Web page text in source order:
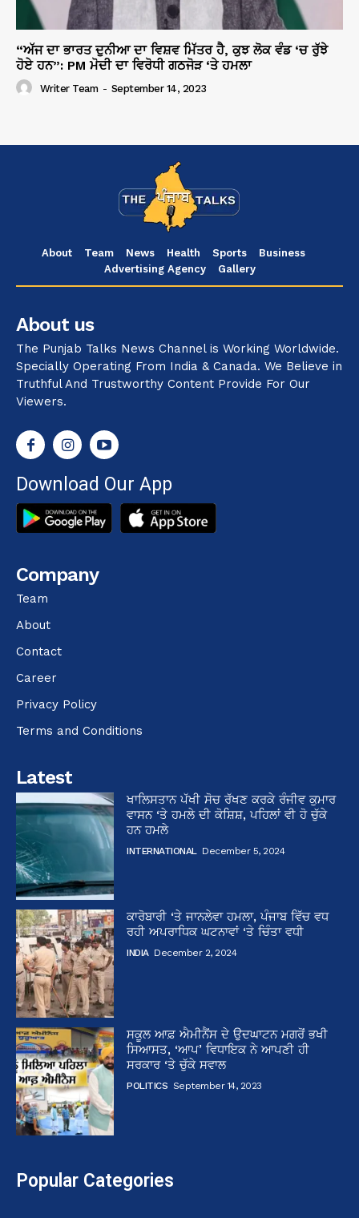
“ਅੱਜ ਦਾ ਭਾਰਤ ਦੁਨੀਆ ਦਾ ਵਿਸ਼ਵ ਮਿੱਤਰ ਹੈ, ਕੁਝ ਲੋਕ ਵੰਡ ‘ਚ ਰੁੱਝੇ
ਹੋਏ ਹਨ”: PM ਮੋਦੀ ਦਾ ਵਿਰੋਧੀ ਗਠਜੋੜ ‘ਤੇ ਹਮਲਾ
Writer Team - September 14, 2023
About Team News Health Sports
Business
Advertising Agency
Gallery
About us
The Punjab Talks News Channel is Working Worldwide.
Specially Operating From India & Canada. We Believe in
Truthful And Trustworthy Content Provide For Our
Viewers.
Download Our App
Company
Team
About
Contact
Career
Privacy Policy
Terms and Conditions
Latest
ਖਾਲਿਸਤਾਨ ਪੱਖੀ ਸੋਚ ਰੱਖਣ ਕਰਕੇ ਰੰਜੀਵ ਕੁਮਾਰ
ਵਾਸਨ ‘ਤੇ ਹਮਲੇ ਦੀ ਕੋਸ਼ਿਸ਼, ਪਹਿਲਾਂ ਵੀ ਹੋ ਚੁੱਕੇ
ਹਨ ਹਮਲੇ
INTERNATIONAL December 5, 2024
ਕਾਰੋਬਾਰੀ ‘ਤੇ ਜਾਨਲੇਵਾ ਹਮਲਾ, ਪੰਜਾਬ ਵਿੱਚ ਵਧ
ਰਹੀ ਅਪਰਾਧਿਕ ਘਟਨਾਵਾਂ ‘ਤੇ ਚਿੰਤਾ ਵਧੀ
INDIA December 2, 2024
ਸਕੂਲ ਆਫ਼ ਐਮੀਨੈਂਸ ਦੇ ਉਦਘਾਟਨ ਮਗਰੋਂ ਭਖੀ
ਸਿਆਸਤ, ‘ਆਪ’ ਵਿਧਾਇਕ ਨੇ ਆਪਣੀ ਹੀ
ਸਰਕਾਰ ‘ਤੇ ਚੁੱਕੇ ਸਵਾਲ
POLITICS September 14, 2023
Popular Categories